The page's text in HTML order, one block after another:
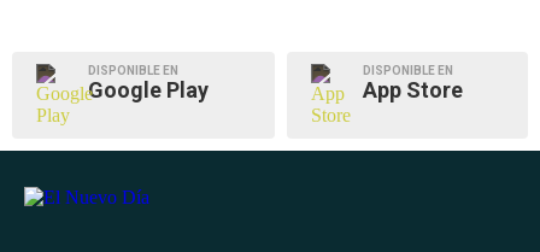
DISPONIBLE EN
Google Play
DISPONIBLE EN
App Store